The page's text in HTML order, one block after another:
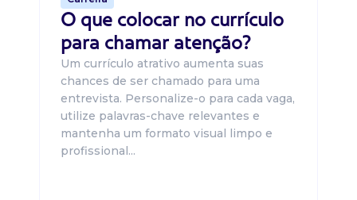
O que colocar no currículo
para chamar atenção?
Um currículo atrativo aumenta suas
chances de ser chamado para uma
entrevista. Personalize-o para cada vaga,
utilize palavras-chave relevantes e
mantenha um formato visual limpo e
profissional...